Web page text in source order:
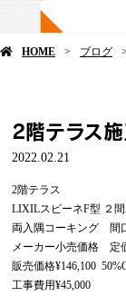
HOME ブログ
2階テラス
2022.02.21
2階テラス
LIXILスピーネF型 ２
両入隅コーキング 間
メーカー小売価格 定
販売価格¥146,100
工事費用¥45,000